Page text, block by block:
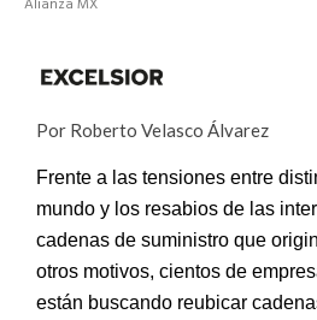
Por Roberto Velasco Álvarez
Frente a las tensiones entre
mundo y los resabios de las
cadenas de suministro que
otros motivos, cientos de
están buscando reubicar